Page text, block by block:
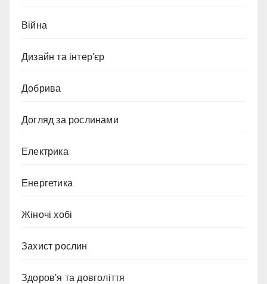
Війна
Дизайн та інтер'єр
Добрива
Догляд за рослинами
Електрика
Енергетика
Жіночі хобі
Захист рослин
Здоров'я та довголіття